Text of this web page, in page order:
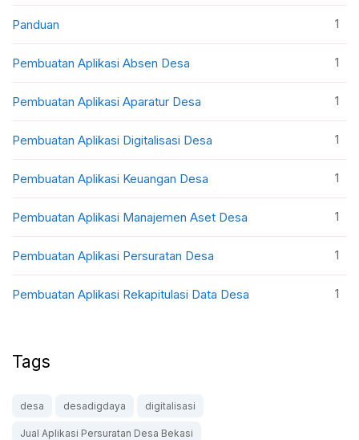
Panduan 1
Pembuatan Aplikasi Absen Desa 1
Pembuatan Aplikasi Aparatur Desa 1
Pembuatan Aplikasi Digitalisasi Desa 1
Pembuatan Aplikasi Keuangan Desa 1
Pembuatan Aplikasi Manajemen Aset Desa 1
Pembuatan Aplikasi Persuratan Desa 1
Pembuatan Aplikasi Rekapitulasi Data Desa 1
Tags
desa desadigdaya digitalisasi
Jual Aplikasi Persuratan Desa Bekasi